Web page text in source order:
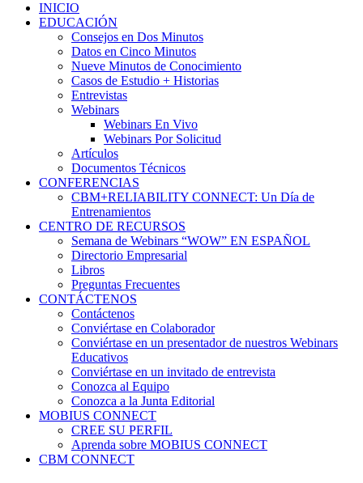
INICIO
EDUCACIÓN
Consejos en Dos Minutos
Datos en Cinco Minutos
Nueve Minutos de Conocimiento
Casos de Estudio + Historias
Entrevistas
Webinars
Webinars En Vivo
Webinars Por Solicitud
Artículos
Documentos Técnicos
CONFERENCIAS
CBM+RELIABILITY CONNECT: Un Día de
Entrenamientos
CENTRO DE RECURSOS
Semana de Webinars “WOW” EN ESPAÑOL
Directorio Empresarial
Libros
Preguntas Frecuentes
CONTÁCTENOS
Contáctenos
Conviértase en Colaborador
Conviértase en un presentador de nuestros Webinars
Educativos
Conviértase en un invitado de entrevista
Conozca al Equipo
Conozca a la Junta Editorial
MOBIUS CONNECT
CREE SU PERFIL
Aprenda sobre MOBIUS CONNECT
CBM CONNECT